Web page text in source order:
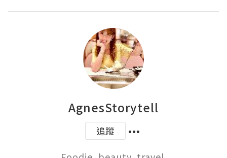
AgnesStorytell
追蹤